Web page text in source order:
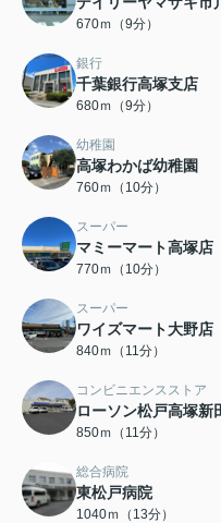
670ｍ（9分）
銀行
千葉銀行高塚支店
680ｍ（9分）
幼稚園
高塚わかば幼稚園
760ｍ（10分）
スーパー
マミーマート高塚店
770ｍ（10分）
スーパー
ワイズマート大野店
840ｍ（11分）
コンビニエンスストア
ローソン松戸高塚新
850ｍ（11分）
総合病院
東松戸病院
1040ｍ（13分）